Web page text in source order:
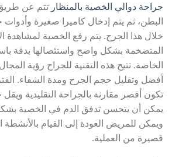
جراحة دوالي الخصية بالمنظار تتم عن
البطن، ثم يتم إدخال كاميرا صغيرة
خلال هذا الجرح. يتم رفع الخصية لمشاهدة
المتضخمة بشكل واضح واستئصالها بدقة
الخاصة. تتيح هذه التقنية للجراح رؤية
أفضل وتقليل حجم الجرح ومدة الشفاء.
تكون أقصر مقارنة بالجراحة التقليدية
يمكن أن يتحسن تدفق الدم في الخصية
ويمكن للمريض العودة إلى القيام بالأنشطة
قصيرة من العملية.